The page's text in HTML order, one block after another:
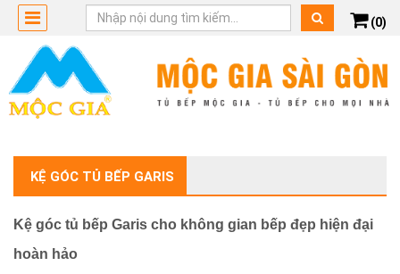
(0)
KỆ GÓC TỦ BẾP GARIS
Kệ góc tủ bếp Garis cho không gian bếp đẹp hiện đại
hoàn hảo